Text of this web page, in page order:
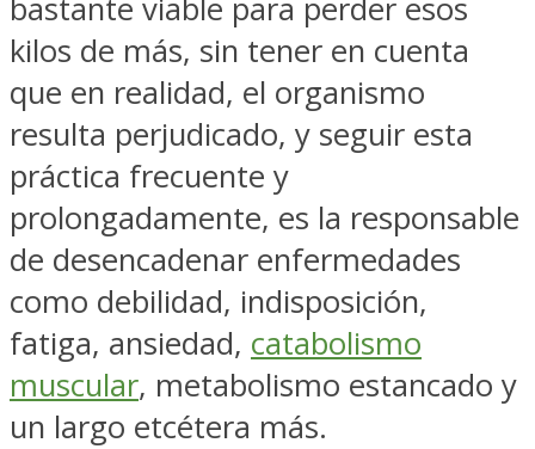
bastante viable para perder esos
kilos de más, sin tener en cuenta
que en realidad, el organismo
resulta perjudicado, y seguir esta
práctica frecuente y
prolongadamente, es la responsable
de desencadenar enfermedades
como debilidad, indisposición,
fatiga, ansiedad, catabolismo
muscular, metabolismo estancado y
un largo etcétera más.